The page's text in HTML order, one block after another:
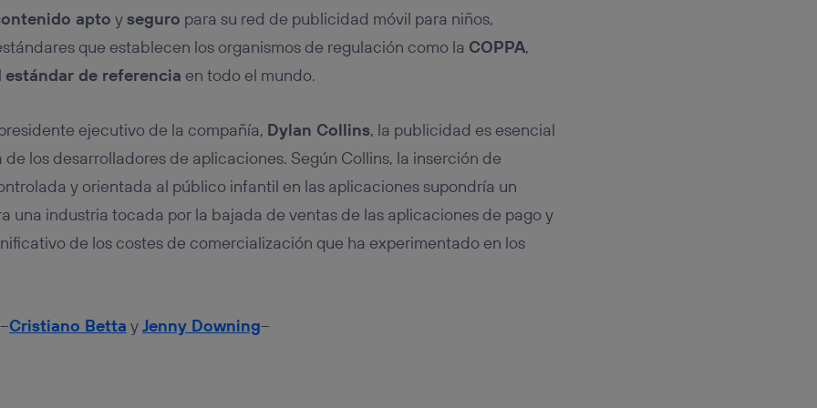
apto yseguro para su red de publicidad móvil para niños,
que establecen los organismos de regulación como la COPPA,
estándar de referencia en todo el mundo.
ejecutivo de la compañía, Dylan Collins, la publicidad es esencial
los desarrolladores de aplicaciones. Según Collins, la inserción de
y orientada al público infantil en las aplicaciones supondría un
una industria tocada por la bajada de ventas de las aplicaciones de pago y
de los costes de comercialización que ha experimentado en los
Cristiano Betta yJenny Downing–